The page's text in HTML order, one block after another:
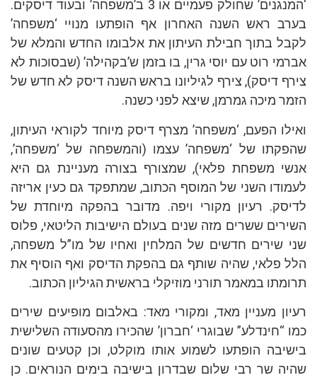
‘המנגנים’ שחולק פעמיים או 3 ב’משפחה’ ובעוד דיסקים.
בערב ראש השנה האחרון אף הופתעו מנויי ‘משפחה’
לקבל בתוך חבילת העיתון את אלבומו החדש והמלא של
אברמי רוט עם יוסי גרין, בו בזמן ש’בקהילה’ (שבסוכות לא
צירף דיסק), צירף לגיליונו בראש השנה דיסק לא חדש של
הזמר מיכה גמרמן, שיצא לפני כשנה.
ואילו הפעם, ‘משפחה’ מצרף דיסק מיוחד לקוראי העיתון,
שהפקתו של ‘משפחה’ עצמו (והמשפחה של ‘משפחה’,
אנשי משפחת פלאי), שמצורף בצורה מעניינת גם היא
לעמודו השני של המוסף הכתוב, שמתפקד גם כעין אריזה
לדיסק. רעיון מקורי ויפה. מדובר בהפקה מיוחדת של
השירים ששרים מזה שנים בעולם הישיבות הליטאי, פלוס
שני שירים חדשים של המלחין ואחיו של מו”ל משפחה,
הלל פלאי, שהיה שותף גם בהפקת הדיסק ואף הוסיף את
תרומתו במאמר תורני מוזיקלי בראשית הגיליון הכתוב.
רעיון מעניין מאד, ומקורי מאד: באלבום מופיעים שירים
כמו “חינדלע” שבוגרי ‘חברון’ שהכירו מהסעודה השלישית
בישיבה הופתעו לשמוע אותו מוקלט, וכן קטעים שונים
שהיה שר רבי שלום שבדרון בישיבה בימים הנוראים. כן